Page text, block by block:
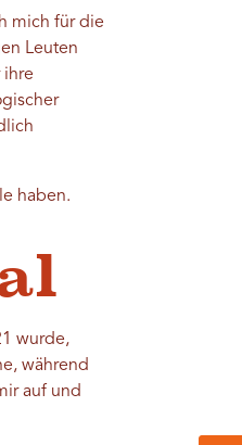
mich für die
Leuten
ihre
haben.
wurde,
während
auf und